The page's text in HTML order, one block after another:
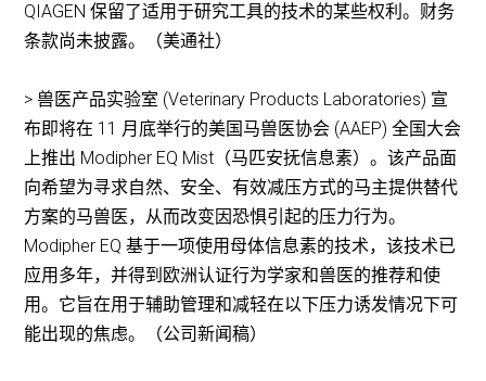
QIAGEN 保留了适用于研究工具的技术的某些权利。财务
条款尚未披露。（美通社）
> 兽医产品实验室 (Veterinary Products Laboratories) 宣
布即将在 11 月底举行的美国马兽医协会 (AAEP) 全国大会
上推出 Modipher EQ Mist（马匹安抚信息素）。该产品面
向希望为寻求自然、安全、有效减压方式的马主提供替代
方案的马兽医，从而改变因恐惧引起的压力行为。
Modipher EQ 基于一项使用母体信息素的技术，该技术已
应用多年，并得到欧洲认证行为学家和兽医的推荐和使
用。它旨在用于辅助管理和减轻在以下压力诱发情况下可
能出现的焦虑。（公司新闻稿）